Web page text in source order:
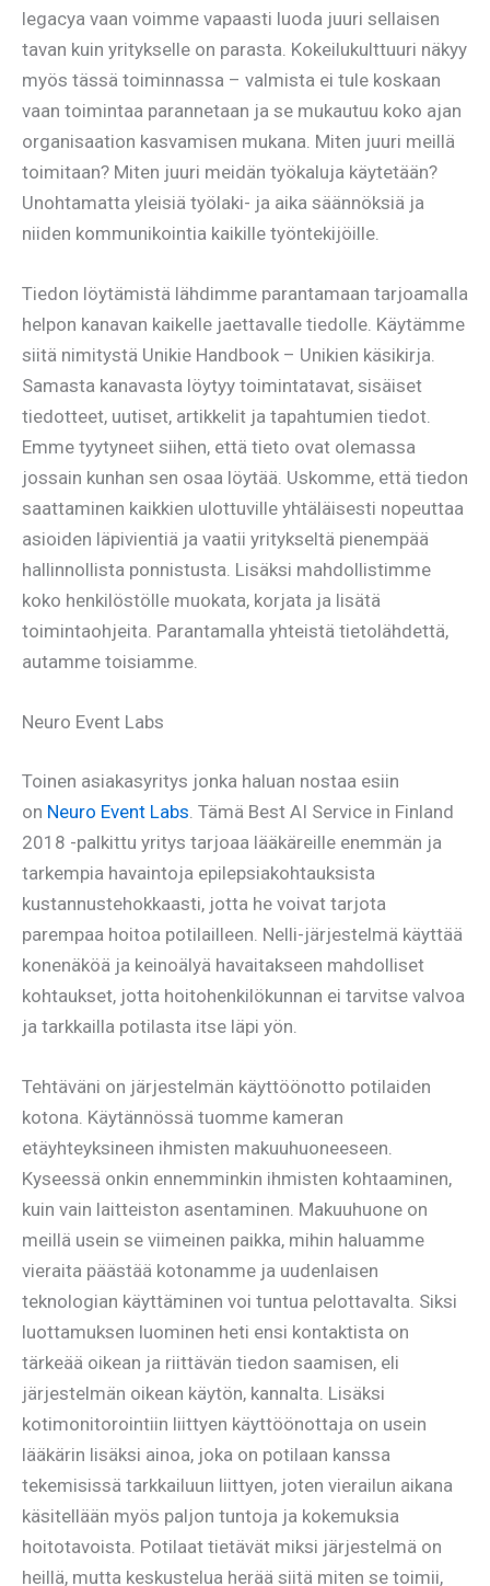
legacya vaan voimme vapaasti luoda juuri sellaisen
tavan kuin yritykselle on parasta. Kokeilukulttuuri näkyy
myös tässä toiminnassa – valmista ei tule koskaan
vaan toimintaa parannetaan ja se mukautuu koko ajan
organisaation kasvamisen mukana. Miten juuri meillä
toimitaan? Miten juuri meidän työkaluja käytetään?
Unohtamatta yleisiä työlaki- ja aika säännöksiä ja
niiden kommunikointia kaikille työntekijöille.
Tiedon löytämistä lähdimme parantamaan tarjoamalla
helpon kanavan kaikelle jaettavalle tiedolle. Käytämme
siitä nimitystä Unikie Handbook – Unikien käsikirja.
Samasta kanavasta löytyy toimintatavat, sisäiset
tiedotteet, uutiset, artikkelit ja tapahtumien tiedot.
Emme tyytyneet siihen, että tieto ovat olemassa
jossain kunhan sen osaa löytää. Uskomme, että tiedon
saattaminen kaikkien ulottuville yhtäläisesti nopeuttaa
asioiden läpivientiä ja vaatii yritykseltä pienempää
hallinnollista ponnistusta. Lisäksi mahdollistimme
koko henkilöstölle muokata, korjata ja lisätä
toimintaohjeita. Parantamalla yhteistä tietolähdettä,
autamme toisiamme.
Neuro Event Labs
Toinen asiakasyritys jonka haluan nostaa esiin
on Neuro Event Labs . Tämä Best AI Service in Finland
2018 -palkittu yritys tarjoaa lääkäreille enemmän ja
tarkempia havaintoja epilepsiakohtauksista
kustannustehokkaasti, jotta he voivat tarjota
parempaa hoitoa potilailleen. Nelli-järjestelmä käyttää
konenäköä ja keinoälyä havaitakseen mahdolliset
kohtaukset, jotta hoitohenkilökunnan ei tarvitse valvoa
ja tarkkailla potilasta itse läpi yön.
Tehtäväni on järjestelmän käyttöönotto potilaiden
kotona. Käytännössä tuomme kameran
etäyhteyksineen ihmisten makuuhuoneeseen.
Kyseessä onkin ennemminkin ihmisten kohtaaminen,
kuin vain laitteiston asentaminen. Makuuhuone on
meillä usein se viimeinen paikka, mihin haluamme
vieraita päästää kotonamme ja uudenlaisen
teknologian käyttäminen voi tuntua pelottavalta. Siksi
luottamuksen luominen heti ensi kontaktista on
tärkeää oikean ja riittävän tiedon saamisen, eli
järjestelmän oikean käytön, kannalta. Lisäksi
kotimonitorointiin liittyen käyttöönottaja on usein
lääkärin lisäksi ainoa, joka on potilaan kanssa
tekemisissä tarkkailuun liittyen, joten vierailun aikana
käsitellään myös paljon tuntoja ja kokemuksia
hoitotavoista. Potilaat tietävät miksi järjestelmä on
heillä, mutta keskustelua herää siitä miten se toimii,